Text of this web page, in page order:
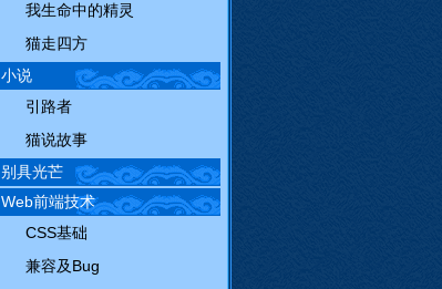
我生命中的精灵
猫走四方
小说
引路者
猫说故事
别具光芒
Web前端技术
CSS基础
兼容及Bug